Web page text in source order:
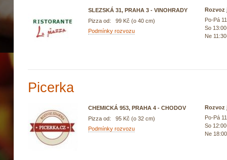
SLEZSKÁ 31, PRAHA 3 - VINOHRADY
Pizza od: 99 Kč (o 40 cm)
Podmínky rozvozu
Rozvoz
Po-Pá
So
Ne
Picerka
CHEMICKÁ 953, PRAHA 4 - CHODOV
Pizza od: 95 Kč (o 32 cm)
Podmínky rozvozu
Rozvoz
Po-Pá
So
Ne